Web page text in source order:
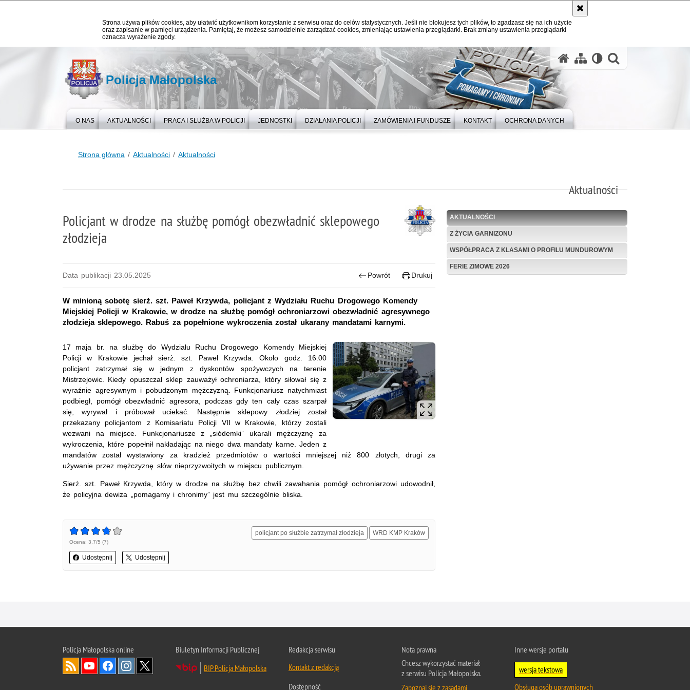
Strona używa plików cookies, aby ułatwić użytkownikom korzystanie z serwisu oraz do celów statystycznych. Jeśli nie blokujesz tych plików, to zgadzasz się na ich użycie
oraz zapisanie w pamięci urządzenia. Pamiętaj, że możesz samodzielnie zarządzać cookies, zmieniając ustawienia przeglądarki. Brak zmiany ustawienia przeglądarki
oznacza wyrażenie zgody.
Policja Małopolska
O NAS AKTUALNOŚCI PRACA I SŁUŻBA W POLICJI JEDNOSTKI DZIAŁANIA POLICJI ZAMÓWIENIA I FUNDUSZE KONTAKT OCHRONA DANYCH
Strona główna Aktualności Aktualności
Aktualności
Policjant w drodze na służbę pomógł obezwładnić sklepowego
złodzieja
Data publikacji 23.05.2025 Powrót Drukuj
W minioną sobotę sierż. szt. Paweł Krzywda, policjant z Wydziału Ruchu Drogowego Komendy
Miejskiej Policji w Krakowie, w drodze na służbę pomógł ochroniarzowi obezwładnić agresywnego
złodzieja sklepowego. Rabuś za popełnione wykroczenia został ukarany mandatami karnymi.
17 maja br. na służbę do Wydziału Ruchu Drogowego Komendy Miejskiej
Policji w Krakowie jechał sierż. szt. Paweł Krzywda. Około godz. 16.00
policjant zatrzymał się w jednym z dyskontów spożywczych na terenie
Mistrzejowic. Kiedy opuszczał sklep zauważył ochroniarza, który siłował się z
wyraźnie agresywnym i pobudzonym mężczyzną. Funkcjonariusz natychmiast
podbiegł, pomógł obezwładnić agresora, podczas gdy ten cały czas szarpał
się, wyrywał i próbował uciekać. Następnie sklepowy złodziej został
przekazany policjantom z Komisariatu Policji VII w Krakowie, którzy zostali
wezwani na miejsce. Funkcjonariusze z „siódemki” ukarali mężczyznę za
wykroczenia, które popełnił nakładając na niego dwa mandaty karne. Jeden z
mandatów został wystawiony za kradzież przedmiotów o wartości mniejszej niż 800 złotych, drugi za
używanie przez mężczyznę słów nieprzyzwoitych w miejscu publicznym.
Sierż. szt. Paweł Krzywda, który w drodze na służbę bez chwili zawahania pomógł ochroniarzowi udowodnił,
że policyjna dewiza „pomagamy i chronimy” jest mu szczególnie bliska.
Ocena: 3.7/5 (7)
Udostępnij Udostępnij
policjant po służbie zatrzymał złodzieja WRD KMP Kraków
AKTUALNOŚCI
Z ŻYCIA GARNIZONU
WSPÓŁPRACA Z KLASAMI O PROFILU MUNDUROWYM
FERIE ZIMOWE 2026
Policja Małopolska online
Biuletyn Informacji Publicznej
BIP Policja Małopolska
Redakcja serwisu
Kontakt z redakcją
Dostępność
Nota prawna
Chcesz wykorzystać materiał
z serwisu Policja Małopolska.
Zapoznaj się z zasadami
Inne wersje portalu
wersja tekstowa
Obsługa osób uprawnionych